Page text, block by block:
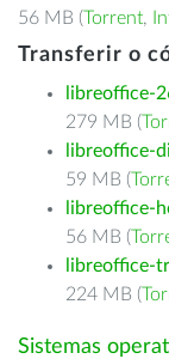
56 MB (Torrent,
Transferir o
libreoffice-
279 MB (
libreoffice-
59 MB (
libreoffice-
56 MB (
libreoffice-
224 MB (
Sistemas